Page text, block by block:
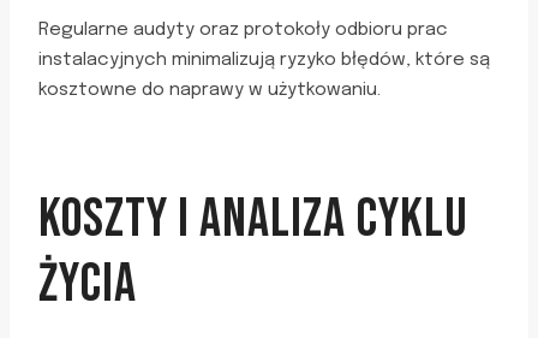
Regularne audyty oraz protokoły odbioru prac
instalacyjnych minimalizują ryzyko błędów, które są
kosztowne do naprawy w użytkowaniu.
KOSZTY I ANALIZA CYKLU
ŻYCIA